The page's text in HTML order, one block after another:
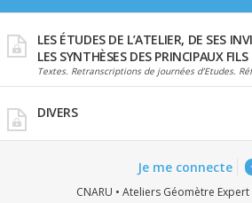
LES ÉTUDES DE L’ATELIER, DE SES
LES SYNTHÈSES DES PRINCIPAUX FILS
Textes. Retranscriptions de journées d’Etudes.
DIVERS
Je me connecte
CNARU • Ateliers Géomètre